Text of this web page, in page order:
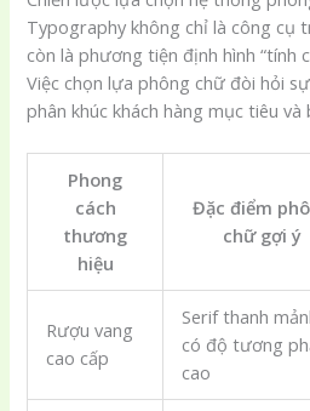
Typography không chỉ là công cụ
còn là phương tiện định hình “tính
Việc chọn lựa phông chữ đòi hỏi
phân khúc khách hàng mục tiêu và
Phong
cách
thương
hiệu
Đặc điểm
chữ gợi ý
Rượu vang
cao cấp
Serif thanh
có độ tương
cao